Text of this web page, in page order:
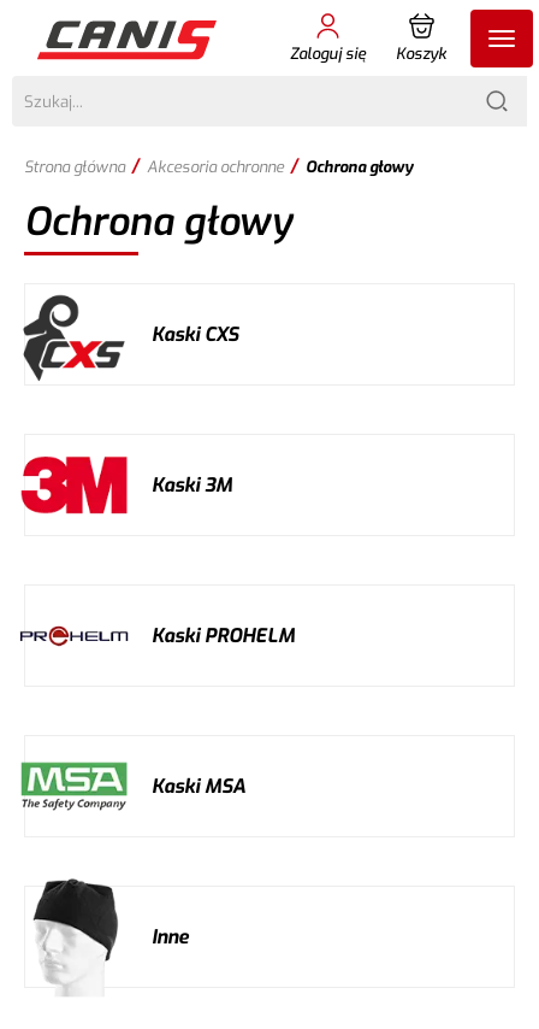
Zaloguj się Koszyk
Strona główna / Akcesoria ochronne / Ochrona głowy
Ochrona głowy
Kaski CXS
Kaski 3M
Kaski PROHELM
Kaski MSA
Inne